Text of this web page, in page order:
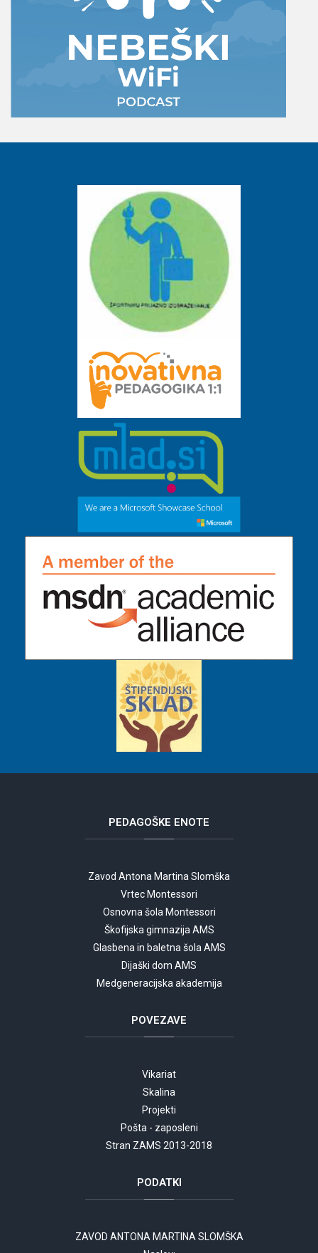
PEDAGOŠKE ENOTE
Zavod Antona Martina Slomška
Vrtec Montessori
Osnovna šola Montessori
Škofijska gimnazija AMS
Glasbena in baletna šola AMS
Dijaški dom AMS
Medgeneracijska akademija
POVEZAVE
Vikariat
Skalina
Projekti
Pošta - zaposleni
Stran ZAMS 2013-2018
PODATKI
ZAVOD ANTONA MARTINA SLOMŠKA